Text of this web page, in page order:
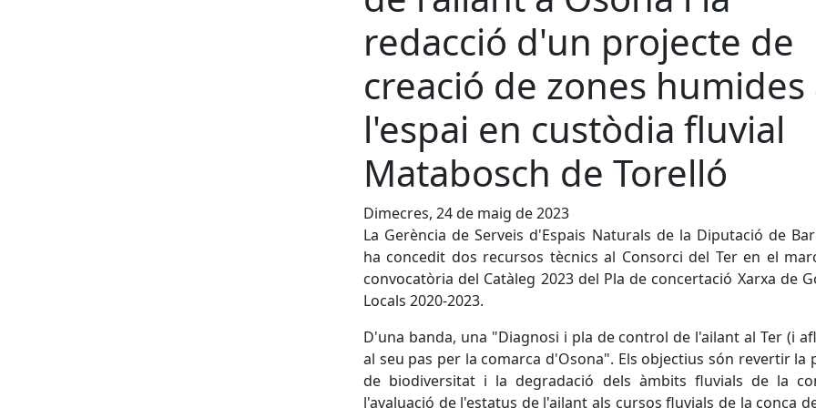
redacció d'un projecte de
creació de zones humides
l'espai en custòdia fluvial
Matabosch de Torelló
Dimecres, 24 de maig de 2023
La Gerència de Serveis d'Espais Naturals de la Diputació de
ha concedit dos recursos tècnics al Consorci del Ter en el
convocatòria del Catàleg 2023 del Pla de concertació Xarxa de
Locals 2020-2023.
D'una banda, una "Diagnosi i pla de control de l'ailant al Ter (i
al seu pas per la comarca d'Osona". Els objectius són revertir la
de biodiversitat i la degradació dels àmbits fluvials de la
l'avaluació de l'estatus de l'ailant als cursos fluvials de la conca